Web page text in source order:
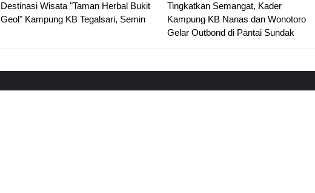
Destinasi Wisata "Taman Herbal Bukit
Geol" Kampung KB Tegalsari, Semin
Tingkatkan Semangat, Kader
Kampung KB Nanas dan Wonotoro
Gelar Outbond di Pantai Sundak